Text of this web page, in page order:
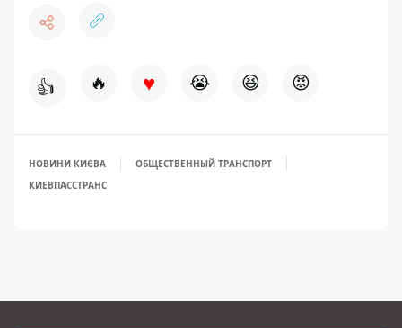
👍 🔥 ♥ 😭 😆 😡
НОВИНИ КИЄВА
ОБЩЕСТВЕННЫЙ ТРАНСПОРТ
КИЕВПАССТРАНС